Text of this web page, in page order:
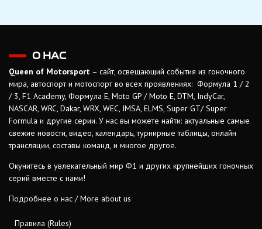
О НАС
Queen of Motorsport – сайт, освещающий события из гоночного
мира, автоспорт и мотоспорт во всех проявлениях: Формула 1 / 2
/ 3, F1 Academy, Формула Е, Moto GP / Moto E, DTM, IndyCar,
NASCAR, WRC, Dakar, WRX, WEC, IMSA, ELMS, Super GT/ Super
Formula и другие серии. У нас вы можете найти: актуальные самые
свежие новости, видео, календарь, турнирные таблицы, онлайн
трансляции, составы команд, и многое другое.
Окунитесь в увлекательный мир Ф1 и других крупнейших гоночных
серий вместе с нами!
Подробнее о нас / More about us
Правила (Rules)